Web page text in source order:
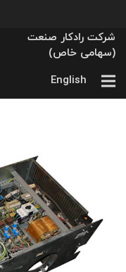
شرکت رادکار صنعت
(سهامی خاص)
English